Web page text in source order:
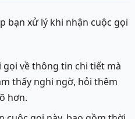
bạn xử lý khi nhận cuộc gọi
gọi về thông tin chi tiết mà
thấy nghi ngờ, hỏi thêm
hơn.